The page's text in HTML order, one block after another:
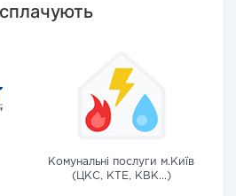
Комунальні послуги м.Київ
(ЦКС, КТЕ, КВК...)